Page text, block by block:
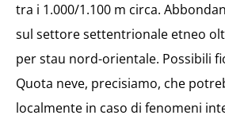
tra i 1.000/1.100 m circa.
sul settore settentrionale etneo
per stau nord-orientale. Possibili
Quota neve, precisiamo, che
localmente in caso di fenomeni